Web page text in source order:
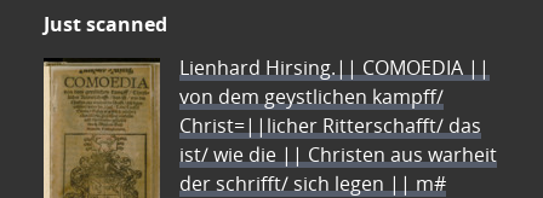
Just scanned
Lienhard Hirsing.|| COMOEDIA ||
von dem geystlichen kampff/
Christ=||licher Ritterschafft/ das
ist/ wie die || Christen aus warheit
der schrifft/ sich legen || m#